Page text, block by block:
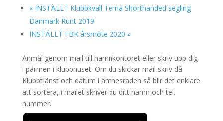
«INSTÄLLT Klubbkväll Tema Shorthanded segling
Danmark Runt 2019
INSTÄLLT FBK årsmöte 2020 »
Anmäl genom mail till hamnkontoret eller skriv upp dig
i pärmen i klubbhuset. Om du skickar mail skriv då
Klubbtjänst och datum i ämnesraden så blir det enklare
att sortera, i mailet skriver du ditt namn och tel.
nummer.